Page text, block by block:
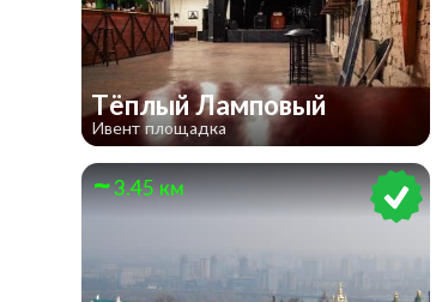
Тёплый Ламповый
Ивент площадка
3.45 км